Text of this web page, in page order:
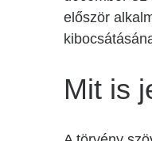
először
Mit is